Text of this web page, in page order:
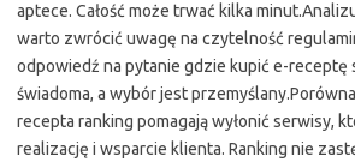
aptece. Całość może trwać kilka
warto zwrócić uwagę na czytelność
odpowiedź na pytanie gdzie kupić e-receptę
świadoma, a wybór jest
recepta ranking pomagają wyłonić serwisy,
realizację i wsparcie klienta. Ranking nie